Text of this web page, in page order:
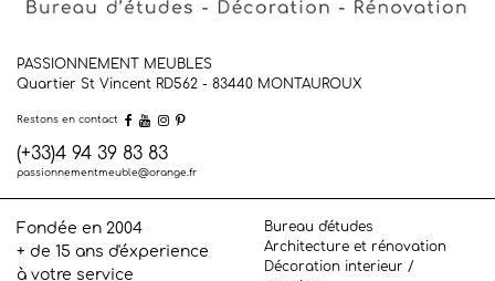
PASSIONNEMENT MEUBLES
Quartier St Vincent RD562 - 83440 MONTAUROUX
Restons en contact
(+33)4 94 39 83 83
passionnementmeuble@orange.fr
Fondée en 2004
+ de 15 ans d'éxperience
à votre service
Bureau d'études
Architecture et rénovation
Décoration interieur /